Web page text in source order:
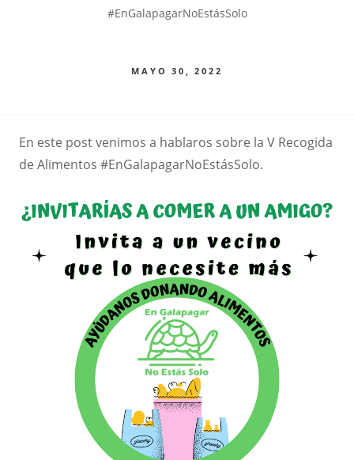
#EnGalapagarNoEstásSolo
MAYO 30, 2022
En este post venimos a hablaros sobre la V Recogida
de Alimentos #EnGalapagarNoEstásSolo.